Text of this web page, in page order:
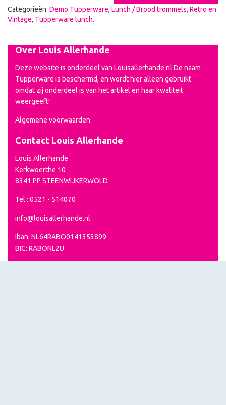
Categorieën: Demo Tupperware, Lunch / Brood trommels, Retro en
Vintage, Tupperware lunch.
Over Louis Allerhande
Deze website is onderdeel van Louisallerhande.nl De naam
Tupperware is beschermd, en wordt hier alleen gebruikt
omdat zij onderdeel is van het artikel en haar kwaliteit
weergeeft!
Algemene voorwaarden
Contact Louis Allerhande
Louis Allerhande
Kerkwoerthe 10
8341 PP STEENWIJKERWOLD
Tel.: 0521 - 514070
info@louisallerhande.nl
Iban: NL64RABO0141353899
BIC: RABONL2U